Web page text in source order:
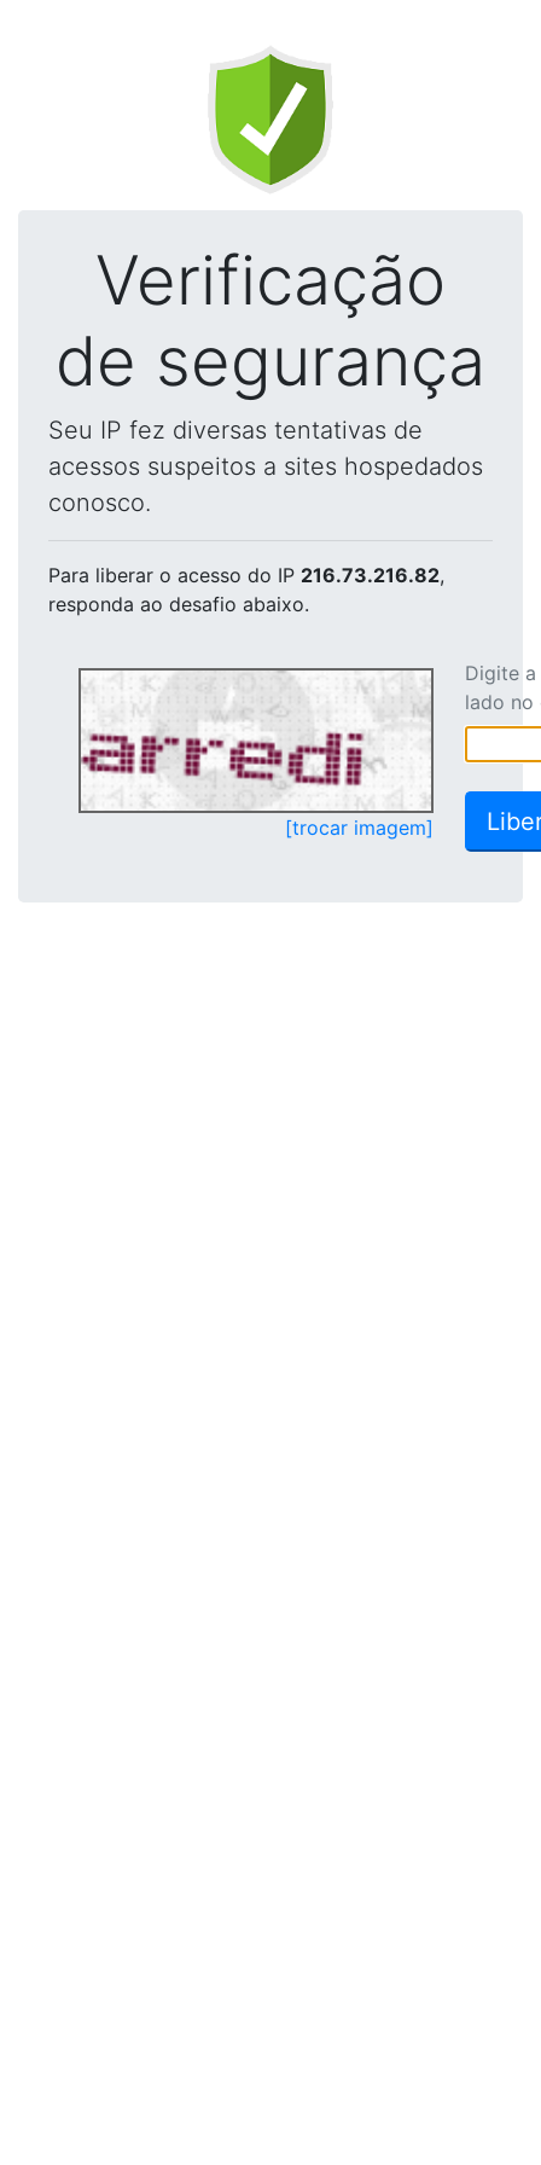
Verificação
de segurança
Seu IP fez diversas tentativas de
acessos suspeitos a sites hospedados
conosco.
Para liberar o acesso do IP 216.73.216.82,
responda ao desafio abaixo.
[trocar imagem]
Digite
lado no